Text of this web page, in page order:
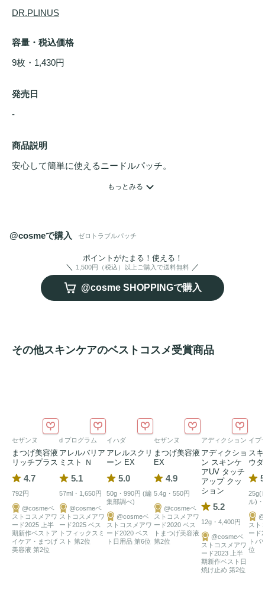
DR.PLINUS
容量・税込価格
9枚・1,430円
発売日
-
商品説明
安心して簡単に使えるニードルパッチ。
を根本から解決します。
もっとみる
@cosmeで購入 ゼロトラブルパッチ
ポイントがたまる！使える！
1,500円（税込）以上ご購入で送料無料
@cosme SHOPPINGで購入
その他スキンケアのベストコスメ受賞商品
セザンヌ
まつげ美容液
リッチプラス
4.7
792円
@cosmeベ
ストコスメアワ
ード2025 上半
期新作ベストア
イケア・まつげ
美容液 第2位
d プログラム
アレルバリア
ミスト Ｎ
5.1
57ml・1,650円
@cosmeベ
ストコスメアワ
ード2025 ベス
トフィックスミ
スト 第2位
イハダ
アレルスクリ
ーン EX
5.0
50g・990円 (編
集部調べ)
@cosmeベ
ストコスメアワ
ード2020 ベス
ト日用品 第6位
セザンヌ
まつげ美容液
EX
4.9
5.4g・550円
@cosmeベ
ストコスメアワ
ード2020 ベス
トまつげ美容液
第2位
アディクション
アディクショ
ン スキンケ
アUV タッチ
アップ クッ
ション
5.2
12g・4,400円
@cosmeベ
ストコスメアワ
ード2023 上半
期新作ベスト日
焼け止め 第2位
イプ
ス
ウ
25g(
ル)
スト
ード
トパ
位